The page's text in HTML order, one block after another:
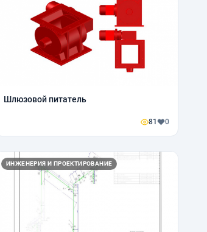
Шлюзовой питатель
81 0
ИНЖЕНЕРИЯ И ПРОЕКТИРОВАНИЕ